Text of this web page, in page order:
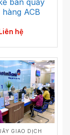
hàng ACB
Liên hệ
GIAO DỊCH